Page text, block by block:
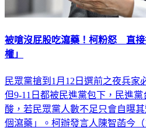
被嗆沒屁股吃瀉藥！柯粉怒 直
權」
民眾黨搶到1月12日選前之夜兵家
但9-11日都被民進黨包下，民進
酸，若民眾黨人數不足只會自曝
個瀉藥」。柯辦發言人陳智菡今